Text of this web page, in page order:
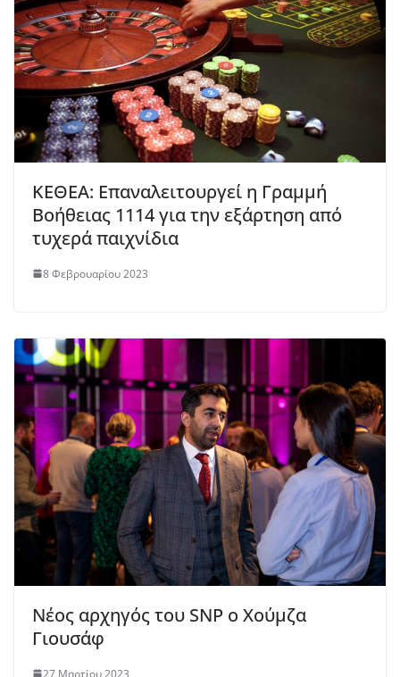
KEΘΕΑ: Επαναλειτουργεί η Γραμμή
Βοήθειας 1114 για την εξάρτηση από
τυχερά παιχνίδια
8 Φεβρουαρίου 2023
Νέος αρχηγός του SNP ο Χούμζα
Γιουσάφ
27 Μαρτίου 2023